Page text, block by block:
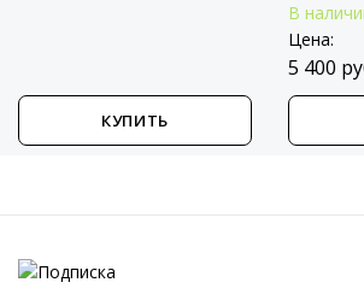
КУПИТЬ
В
Цена:
5 400